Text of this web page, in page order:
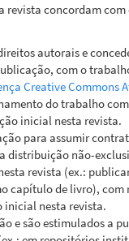
revista concordam com
autorais e
com o
Creative Commons
do trabalho
inicial nesta revista.
para assumir
distribuição não-
revista (ex.:
capítulo de livro), com
nesta revista.
e são estimulados a